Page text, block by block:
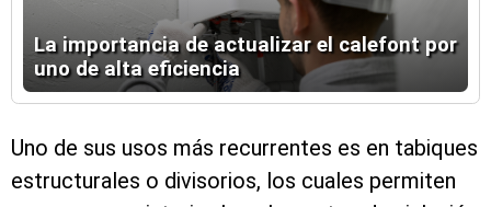
La importancia de actualizar el calefont por
uno de alta eficiencia
Uno de sus usos más recurrentes es en tabiques
estructurales o divisorios, los cuales permiten